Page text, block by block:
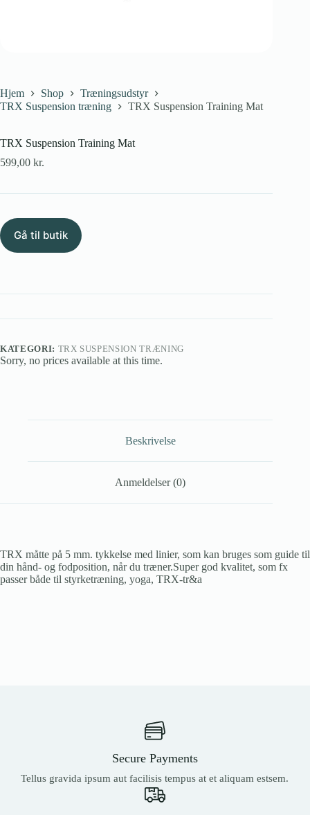
Hjem Shop
Træningsudstyr
TRX Suspension træning
TRX Suspension Training Mat
TRX Suspension Training Mat
599,00 kr.
Gå til butik
KATEGORI: TRX SUSPENSION TRÆNING
Sorry, no prices available at this time.
Beskrivelse
Anmeldelser (0)
TRX måtte på 5 mm. tykkelse med linier, som kan bruges som guide til
din hånd- og fodposition, når du træner.Super god kvalitet, som fx
passer både til styrketræning, yoga, TRX-tr&a
Secure Payments
Tellus gravida ipsum aut facilisis tempus at et aliquam estsem.